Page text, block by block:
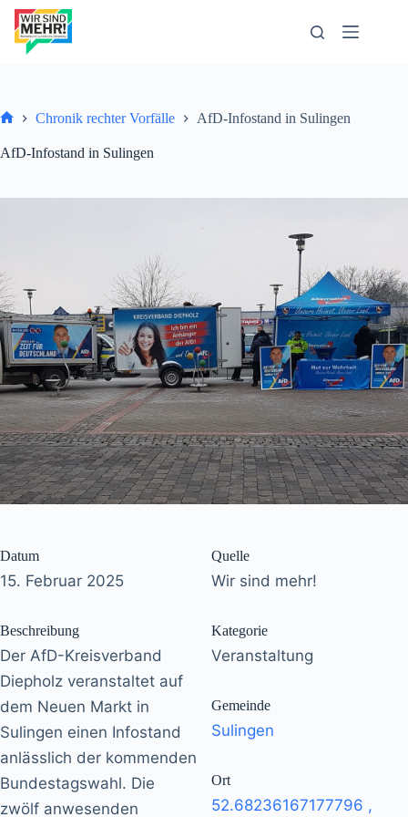
Zum
Inhalt
springen
Chronik rechter Vorfälle AfD-Infostand in Sulingen
AfD-Infostand in Sulingen
Datum
15. Februar 2025
Beschreibung
Der AfD-Kreisverband
Diepholz veranstaltet auf
dem Neuen Markt in
Sulingen einen Infostand
anlässlich der kommenden
Bundestagswahl. Die
zwölf anwesenden
Quelle
Wir sind mehr!
Kategorie
Veranstaltung
Gemeinde
Sulingen
Ort
52.68236167177796 ,